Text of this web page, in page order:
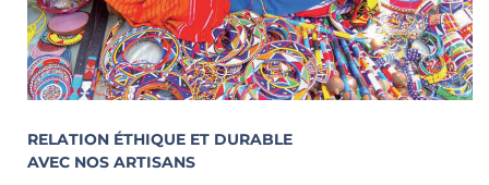
RELATION ÉTHIQUE ET DURABLE
AVEC NOS ARTISANS